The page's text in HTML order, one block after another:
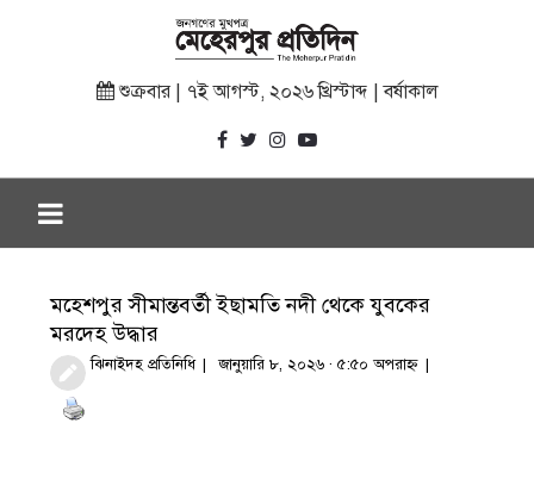
শুক্রবার | ৭ই আগস্ট, ২০২৬ খ্রিস্টাব্দ | বর্ষাকাল
মহেশপুর সীমান্তবর্তী ইছামতি নদী থেকে যুবকের
মরদেহ উদ্ধার
ঝিনাইদহ প্রতিনিধি জানুয়ারি ৮, ২০২৬ · ৫:৫০ অপরাহ্ণ